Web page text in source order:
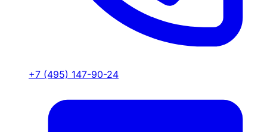
+7 (495) 147-90-24